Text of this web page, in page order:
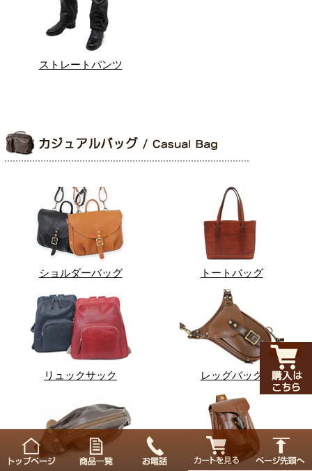
ストレートパンツ
ショルダーバッグ トートバッグ
リュックサック レッグバッグ